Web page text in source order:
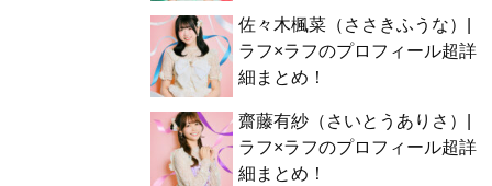
佐々木楓菜（ささきふうな）|
ラフ×ラフのプロフィール超詳
細まとめ！
齋藤有紗（さいとうありさ）|
ラフ×ラフのプロフィール超詳
細まとめ！